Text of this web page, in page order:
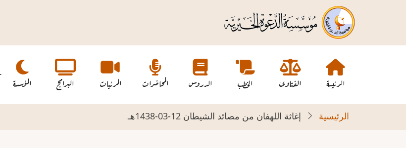
الرئيسي
Main
navigation
الرئيسة الفتاوى الخطب الدروس المحاضرات المرئيات البرامج المؤسسة
الرئيسية إغاثة اللهفان من مصائد الشيطان 12-03-1438هـ